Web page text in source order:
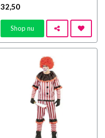
32 ,50
Shop nu